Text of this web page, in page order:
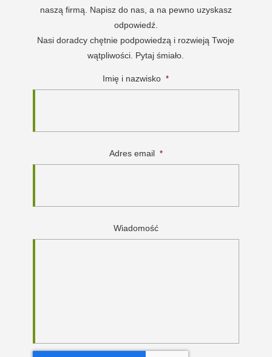
naszą firmą. Napisz do nas, a na pewno uzyskasz
odpowiedź.
Nasi doradcy chętnie podpowiedzą i rozwieją Twoje
wątpliwości. Pytaj śmiało.
Imię i nazwisko *
Adres email *
Wiadomość